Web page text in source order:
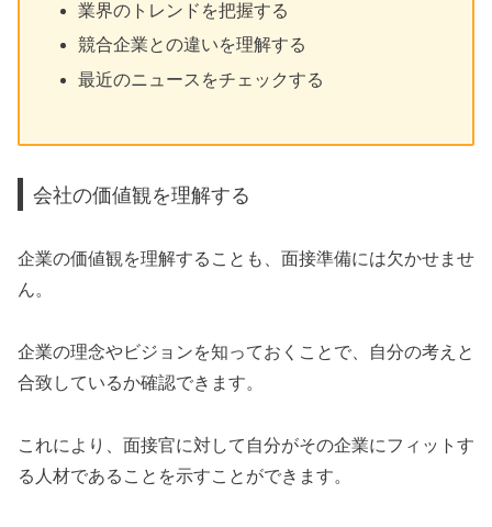
業界のトレンドを把握する
競合企業との違いを理解する
最近のニュースをチェックする
会社の価値観を理解する
企業の価値観を理解することも、面接準備には欠かせませ
ん。
企業の理念やビジョンを知っておくことで、自分の考えと
合致しているか確認できます。
これにより、面接官に対して自分がその企業にフィットす
る人材であることを示すことができます。